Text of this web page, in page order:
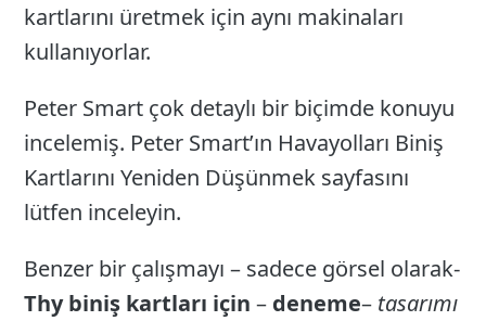
kartlarını üretmek için aynı makinaları
kullanıyorlar.
Peter Smart çok detaylı bir biçimde konuyu
incelemiş. Peter Smart’ın Havayolları Biniş
Kartlarını Yeniden Düşünmek sayfasını
lütfen inceleyin.
Benzer bir çalışmayı – sadece görsel olarak-
Thy biniş kartları için – deneme– tasarımı